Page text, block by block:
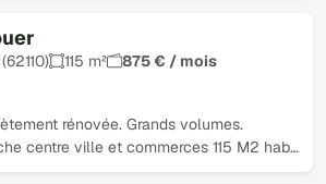
115 m²
875 € / mois
rénovée. Grands volumes.
centre ville et commerces 115 M2 hab…